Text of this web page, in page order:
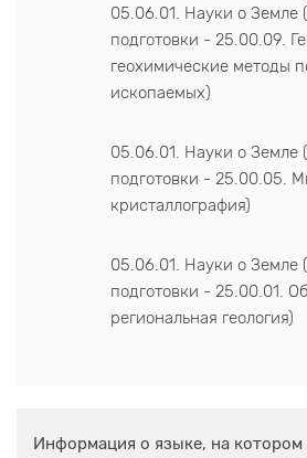
05.06.01. Науки о Земле
подготовки - 25.00.09.
геохимические методы
ископаемых)
05.06.01. Науки о Земле
подготовки - 25.00.05.
кристаллография)
05.06.01. Науки о Земле
подготовки - 25.00.01.
региональная геология)
Информация о языке, на котором